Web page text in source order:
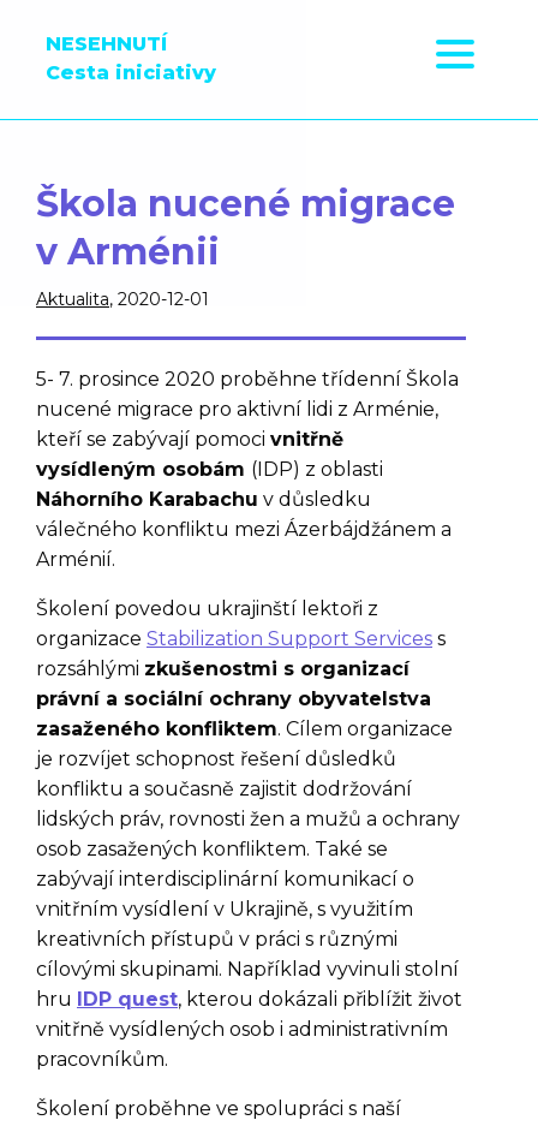
NESEHNUTÍ
Cesta iniciativy
Škola nucené migrace
v Arménii
Aktualita, 2020-12-01
5- 7. prosince 2020 proběhne třídenní Škola
nucené migrace pro aktivní lidi z Arménie,
kteří se zabývají pomoci vnitřně
vysídleným osobám (IDP) z oblasti
Náhorního Karabachu v důsledku
válečného konfliktu mezi Ázerbájdžánem a
Arménií.
Školení povedou ukrajinští lektoři z
organizace Stabilization Support Services s
rozsáhlými zkušenostmi s organizací
právní a sociální ochrany obyvatelstva
zasaženého konfliktem. Cílem organizace
je rozvíjet schopnost řešení důsledků
konfliktu a současně zajistit dodržování
lidských práv, rovnosti žen a mužů a ochrany
osob zasažených konfliktem. Také se
zabývají interdisciplinární komunikací o
vnitřním vysídlení v Ukrajině, s využitím
kreativních přístupů v práci s různými
cílovými skupinami. Například vyvinuli stolní
hru IDP quest, kterou dokázali přiblížit život
vnitřně vysídlených osob i administrativním
pracovníkům.
Školení proběhne ve spolupráci s naší